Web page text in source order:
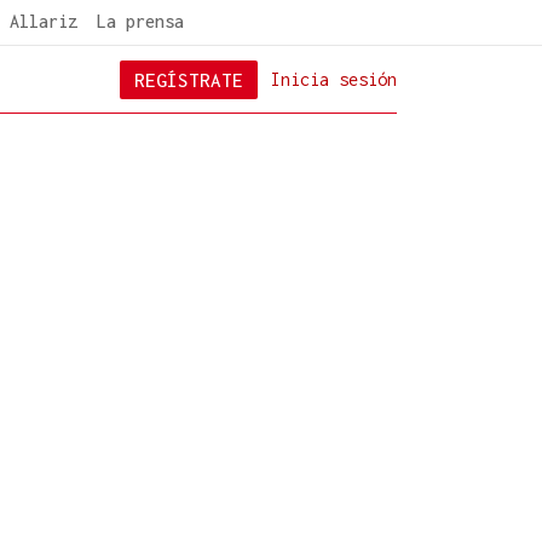
Allariz La prensa
Inicia sesión
REGÍSTRATE